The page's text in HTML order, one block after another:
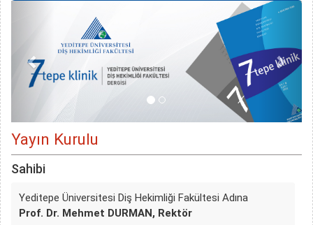
Yayın Kurulu
Sahibi
Yeditepe Üniversitesi Diş Hekimliği Fakültesi Adına
Prof. Dr. Mehmet DURMAN, Rektör